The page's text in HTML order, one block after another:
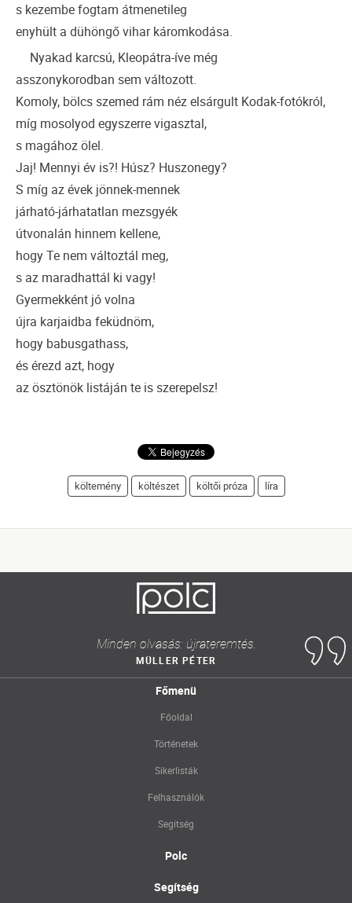
s kezembe fogtam átmenetileg
enyhült a dühöngő vihar káromkodása.
Nyakad karcsú, Kleopátra-íve még
asszonykorodban sem változott.
Komoly, bölcs szemed rám néz elsárgult Kodak-fotókról,
míg mosolyod egyszerre vigasztal,
s magához ölel.
Jaj! Mennyi év is?! Húsz? Huszonegy?
S míg az évek jönnek-mennek
járható-járhatatlan mezsgyék
útvonalán hinnem kellene,
hogy Te nem változtál meg,
s az maradhattál ki vagy!
Gyermekként jó volna
újra karjaidba feküdnöm,
hogy babusgathass,
és érezd azt, hogy
az ösztönök listáján te is szerepelsz!
költemény költészet költői próza líra
Minden olvasás: újrateremtés.
MÜLLER PÉTER
Főmenü
Főoldal
Történetek
Sikerlisták
Felhasználók
Segítség
Polc
Segítség